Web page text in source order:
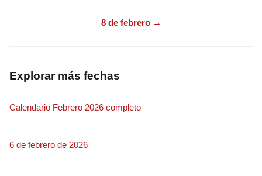
8 de febrero →
Explorar más fechas
Calendario Febrero 2026 completo
6 de febrero de 2026